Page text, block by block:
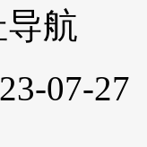
航
07-27